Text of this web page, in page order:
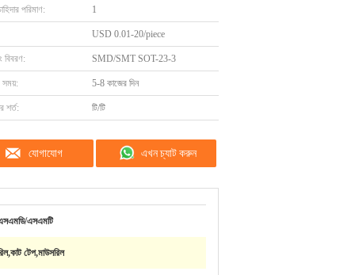
পরিমাণ: 1
USD 0.01-20/piece
বিবরণ: SMD/SMT SOT-23-3
সময়: 5-8 কাজের দিন
শর্ত: টি/টি
যোগাযোগ এখন চ্যাট করুন
এসএমটি
টেপ,মাউসরিল